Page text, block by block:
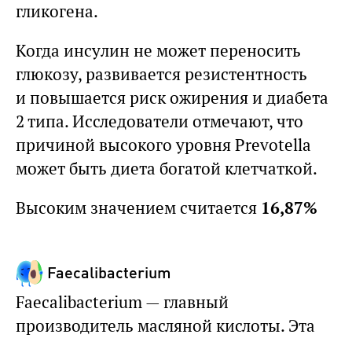
гликогена.
Когда инсулин не может переносить
глюкозу, развивается резистентность
и повышается риск ожирения и диабета
2 типа. Исследователи отмечают, что
причиной высокого уровня Prevotella
может быть диета богатой клетчаткой.
Высоким значением считается 16,87%
Faecalibacterium
Faecalibacterium — главный
производитель масляной кислоты. Эта